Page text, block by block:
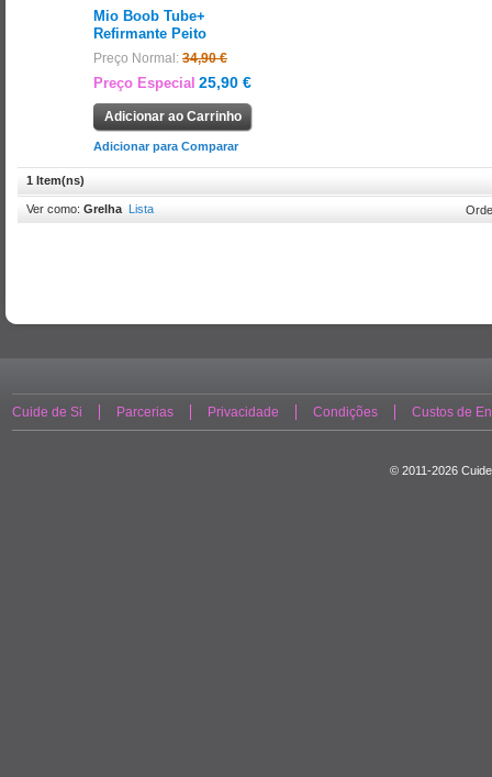
Mio Boob Tube+
Refirmante Peito
Preço Normal: 34,90 €
Preço Especial 25,90 €
Adicionar ao Carrinho
Adicionar para Comparar
1 Item(ns)
Ver como: Grelha Lista
Cuide de Si Parcerias Privacidade Condições Custos de
© 2011-2026